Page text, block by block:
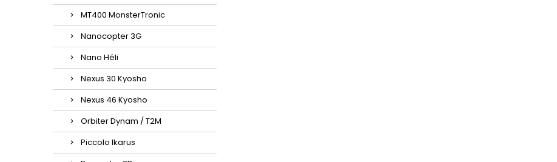
MT400 MonsterTronic
Nanocopter 3G
Nano Héli
Nexus 30 Kyosho
Nexus 46 Kyosho
Orbiter Dynam / T2M
Piccolo Ikarus